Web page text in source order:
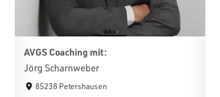
AVGS Coaching mit:
Jörg Scharnweber
85238 Petershausen